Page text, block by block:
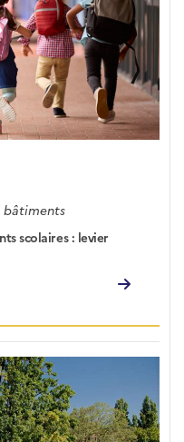
bâtiments
scolaires : levier